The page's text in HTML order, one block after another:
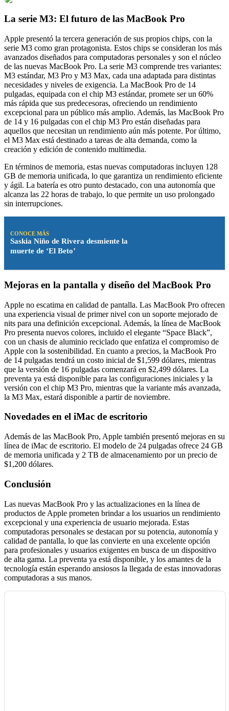
La serie M3: El futuro de las MacBook Pro
Apple presentó la tercera generación de sus propios chips, con la
serie M3 como gran protagonista. Estos chips se consideran los más
avanzados diseñados para computadoras personales y son el núcleo
de las nuevas MacBook Pro. La serie M3 comprende tres variantes:
M3 estándar, M3 Pro y M3 Max, cada una adaptada para distintas
necesidades y niveles de exigencia. La MacBook Pro de 14
pulgadas, equipada con el chip M3 estándar, promete ser un 60%
más rápida que sus predecesoras, ofreciendo un rendimiento
excepcional para un público más amplio. Además, las MacBook Pro
de 14 y 16 pulgadas con el chip M3 Pro están diseñadas para
aquellos que necesitan un rendimiento aún más potente. Por último,
el M3 Max está destinado a tareas de alta demanda, como la
creación y edición de contenido multimedia.
En términos de memoria, estas nuevas computadoras incluyen 128
GB de memoria unificada, lo que garantiza un rendimiento eficiente
y ágil. La batería es otro punto destacado, con una autonomía que
alcanza las 22 horas de trabajo, lo que permite un uso prolongado
sin interrupciones.
CONOCE MÁS
Saskia Niño de Rivera desmiente la
muerte de ‘El Beto’
Mejoras en la pantalla y diseño del MacBook Pro
Apple no escatima en calidad de pantalla. Las MacBook Pro ofrecen
una experiencia visual de primer nivel con un soporte mejorado de
nits para una definición excepcional. Además, la línea de MacBook
Pro presenta nuevos colores, incluido el elegante “Space Black”,
con un chasis de aluminio reciclado que enfatiza el compromiso de
Apple con la sostenibilidad. En cuanto a precios, la MacBook Pro
de 14 pulgadas tendrá un costo inicial de $1,599 dólares, mientras
que la versión de 16 pulgadas comenzará en $2,499 dólares. La
preventa ya está disponible para las configuraciones iniciales y la
versión con el chip M3 Pro, mientras que la variante más avanzada,
la M3 Max, estará disponible a partir de noviembre.
Novedades en el iMac de escritorio
Además de las MacBook Pro, Apple también presentó mejoras en su
línea de iMac de escritorio. El modelo de 24 pulgadas ofrece 24 GB
de memoria unificada y 2 TB de almacenamiento por un precio de
$1,200 dólares.
Conclusión
Las nuevas MacBook Pro y las actualizaciones en la línea de
productos de Apple prometen brindar a los usuarios un rendimiento
excepcional y una experiencia de usuario mejorada. Estas
computadoras personales se destacan por su potencia, autonomía y
calidad de pantalla, lo que las convierte en una excelente opción
para profesionales y usuarios exigentes en busca de un dispositivo
de alta gama. La preventa ya está disponible, y los amantes de la
tecnología están esperando ansiosos la llegada de estas innovadoras
computadoras a sus manos.